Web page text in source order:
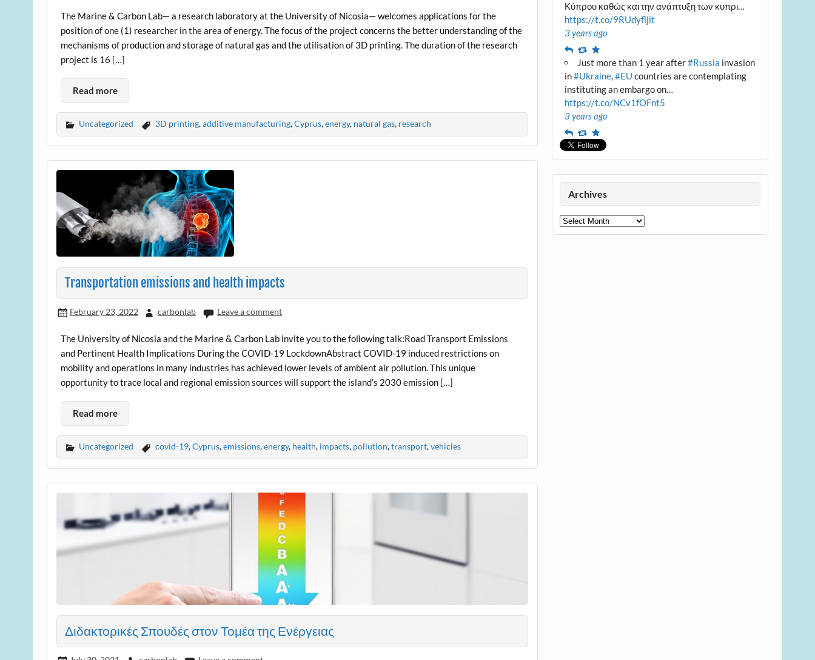
The Marine & Carbon Lab— a research laboratory at the University of Nicosia— welcomes applications for the
position of one (1) researcher in the area of energy. The focus of the project concerns the better understanding of the
mechanisms of production and storage of natural gas and the utilisation of 3D printing. The duration of the research
project is 16 […]
Read more
Uncategorized 3D printing,additive manufacturing,Cyprus,energy, natural gas, research
Transportation emissions and health impacts
February 23, 2022 carbonlab Leave a comment
The University of Nicosia and the Marine & Carbon Lab invite you to the following talk:Road Transport Emissions
and Pertinent Health Implications During the COVID-19 LockdownAbstract COVID-19 induced restrictions on
mobility and operations in many industries has achieved lower levels of ambient air pollution. This unique
opportunity to trace local and regional emission sources will support the island’s 2030 emission […]
Read more
Uncategorized covid-19,Cyprus,emissions,energy, health, impacts, pollution,transport,vehicles
Διδακτορικές Σπουδές στον Τομέα της Ενέργειας
Κύπρου καθώς και την ανάπτυξη των κυπρι…
https://t.co/9RUdyfljit
3 years ago
ReplyRetweet
Favourite
Just more than 1 year after#Russia invasion
in#Ukraine,#EU countries are contemplating
instituting an embargo on…
https://t.co/NCv1fOFnt5
3 years ago
ReplyRetweet
Favourite
Archives
Archives